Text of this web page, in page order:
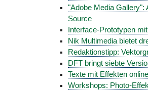
"Adobe Media Gallery":
Source
Interface-Prototypen
Nik Multimedia bietet
Redaktionstipp:
DFT bringt siebte
Texte mit Effekten
Workshops: Photo-